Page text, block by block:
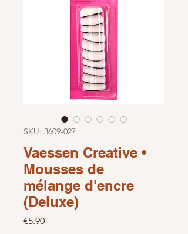
SKU: 3609-027
Vaessen Creative •
Mousses de
mélange d'encre
(Deluxe)
€5.90Price